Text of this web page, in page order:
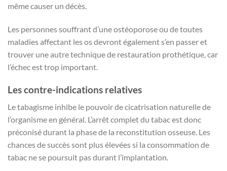
même causer un décès.
Les personnes souffrant d’une ostéoporose ou de toutes
maladies affectant les os devront également s’en passer et
trouver une autre technique de restauration prothétique, car
l’échec est trop important.
Les contre-indications relatives
Le tabagisme inhibe le pouvoir de cicatrisation naturelle de
l’organisme en général. L’arrêt complet du tabac est donc
préconisé durant la phase de la reconstitution osseuse. Les
chances de succès sont plus élevées si la consommation de
tabac ne se poursuit pas durant l’implantation.